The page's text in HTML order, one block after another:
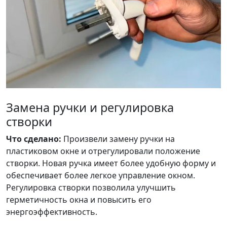
Замена ручки и регулировка
створки
Что сделано: Произвели замену ручки на
пластиковом окне и отрегулировали положение
створки. Новая ручка имеет более удобную форму и
обеспечивает более легкое управление окном.
Регулировка створки позволила улучшить
герметичность окна и повысить его
энергоэффективность.